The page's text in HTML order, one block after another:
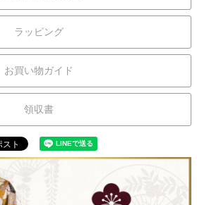
ラッピング
お買い物ガイド
領収書